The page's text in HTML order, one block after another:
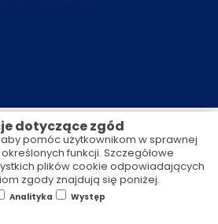
REGULAMIN SZKOLEŃ
dotyczące zgód
pomóc użytkownikom w sprawnej
funkcji. Szczegółowe
plików cookie odpowiadających
zgody znajdują się poniżej.
Analityka
Występ